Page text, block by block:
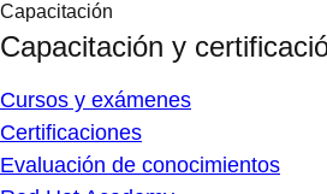
Capacitación
Capacitación y
Cursos y exámenes
Certificaciones
Evaluación de conocimientos